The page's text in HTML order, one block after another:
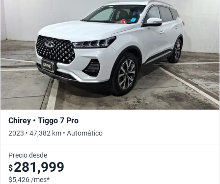
Chirey • Tiggo 7 Pro
2023 • 47,382 km • Automático
Precio desde
$281,999
$5,426 /mes*